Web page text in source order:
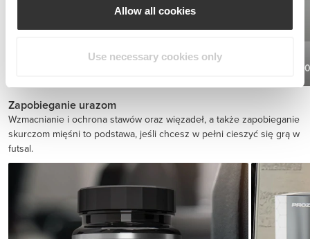
Allow all cookies
Use necessary cookies only
Kofeina
Zapobieganie urazom
Wzmacnianie i ochrona stawów oraz więzadeł, a także zapobieganie
skurczom mięśni to podstawa, jeśli chcesz w pełni cieszyć się grą w
futsal.